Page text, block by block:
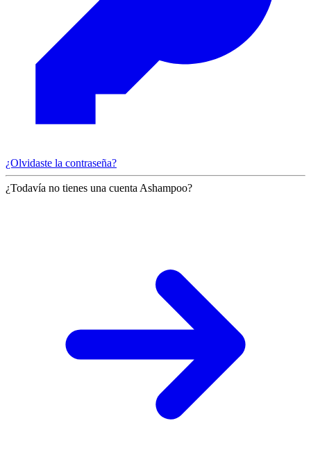
¿Olvidaste la contraseña?
¿Todavía no tienes una cuenta Ashampoo?